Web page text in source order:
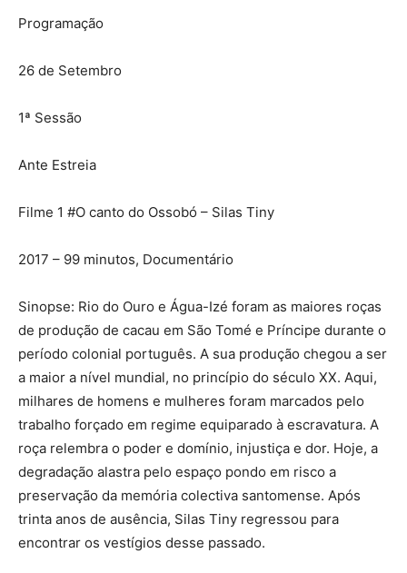
Programação
26 de Setembro
1ª Sessão
Ante Estreia
Filme 1 #O canto do Ossobó – Silas Tiny
2017 – 99 minutos, Documentário
Sinopse: Rio do Ouro e Água-Izé foram as maiores roças
de produção de cacau em São Tomé e Príncipe durante o
período colonial português. A sua produção chegou a ser
a maior a nível mundial, no princípio do século XX. Aqui,
milhares de homens e mulheres foram marcados pelo
trabalho forçado em regime equiparado à escravatura. A
roça relembra o poder e domínio, injustiça e dor. Hoje, a
degradação alastra pelo espaço pondo em risco a
preservação da memória colectiva santomense. Após
trinta anos de ausência, Silas Tiny regressou para
encontrar os vestígios desse passado.